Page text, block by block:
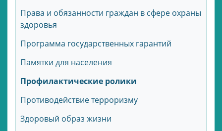
Права и обязанности граждан в сфере охраны
здоровья
Программа государственных гарантий
Памятки для населения
Профилактические ролики
Противодействие терроризму
Здоровый образ жизни